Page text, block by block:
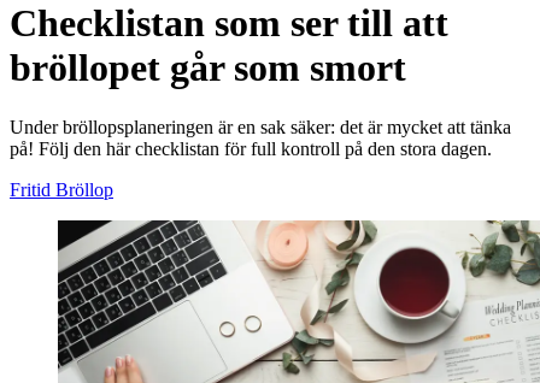
Checklistan som ser till att
bröllopet går som smort
Under bröllopsplaneringen är en sak säker: det är mycket att tänka
på! Följ den här checklistan för full kontroll på den stora dagen.
Fritid Bröllop